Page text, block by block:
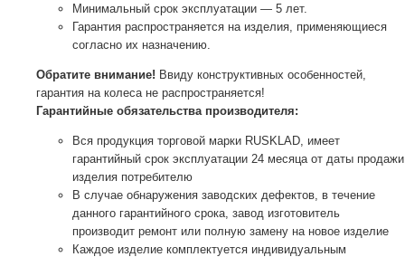
Минимальный срок эксплуатации — 5 лет.
Гарантия распространяется на изделия, применяющиеся
согласно их назначению.
Обратите внимание! Ввиду конструктивных особенностей,
гарантия на колеса не распространяется!
Гарантийные обязательства производителя:
Вся продукция торговой марки RUSKLAD, имеет
гарантийный срок эксплуатации 24 месяца от даты продажи
изделия потребителю
В случае обнаружения заводских дефектов, в течение
данного гарантийного срока, завод изготовитель
производит ремонт или полную замену на новое изделие
Каждое изделие комплектуется индивидуальным